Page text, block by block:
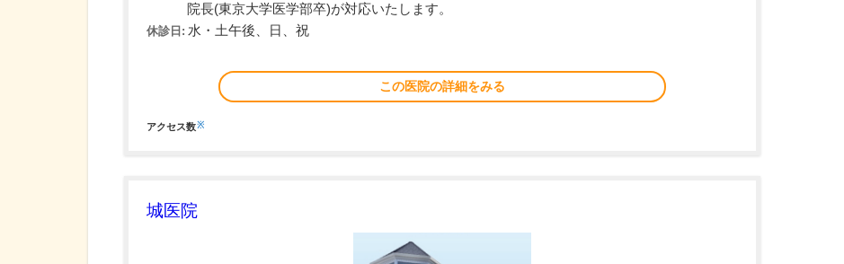
院長(東京大学医学部卒)が対応いたします。
休診日: 水・土午後、日、祝
この医院の詳細をみる
アクセス数※
城医院